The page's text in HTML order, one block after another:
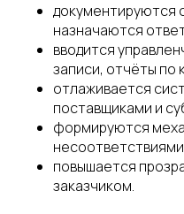
документируются
назначаются
вводится
записи, отчёты по
отлаживается
поставщиками и
формируются
несоответствиями
повышается
заказчиком.